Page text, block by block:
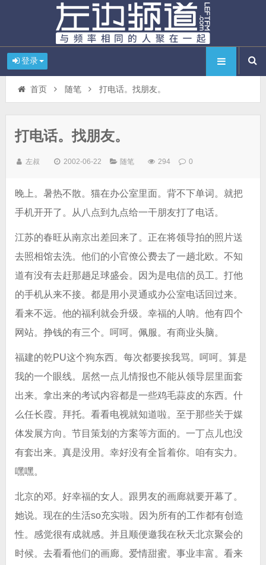
登录
首页 随笔 打电话。找朋友。
打电话。找朋友。
左叔 2002-06-22 随笔 294 0
晚上。暑热不散。猫在办公室里面。背不下单词。就把
手机开开了。从八点到九点给一干朋友打了电话。
江苏的春旺从南京出差回来了。正在将领导拍的照片送
去照相馆去洗。他们的小官僚公费去了一趟北欧。不知
道有没有去赶那趟足球盛会。因为是电信的员工。打他
的手机从来不接。都是用小灵通或办公室电话回过来。
看来不远。他的福利就会升级。幸福的人呐。他有四个
网站。挣钱的有三个。呵呵。佩服。有商业头脑。
福建的乾PU这个狗东西。每次都要挨我骂。呵呵。算是
我的一个眼线。居然一点儿情报也不能从领导层里面套
出来。拿出来的考试内容都是一些鸡毛蒜皮的东西。什
么任长霞。拜托。看看电视就知道啦。至于那些关于媒
体发展方向。节目策划的方案等方面的。一丁点儿也没
有套出来。真是没用。幸好没有全旨着你。咱有实力。
嘿嘿。
北京的邓。好幸福的女人。跟男友的画廊就要开幕了。
她说。现在的生活so充实啦。因为所有的工作都有创造
性。感觉很有成就感。并且顺便邀我在秋天北京聚会的
时候。去看看他们的画廊。爱情甜蜜。事业丰富。看来